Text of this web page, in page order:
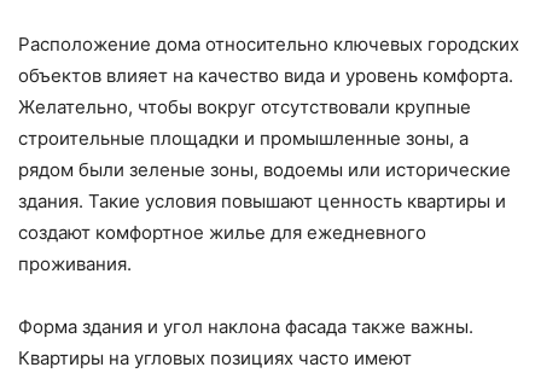
Расположение дома относительно ключевых городских
объектов влияет на качество вида и уровень комфорта.
Желательно, чтобы вокруг отсутствовали крупные
строительные площадки и промышленные зоны, а
рядом были зеленые зоны, водоемы или исторические
здания. Такие условия повышают ценность квартиры и
создают комфортное жилье для ежедневного
проживания.
Форма здания и угол наклона фасада также важны.
Квартиры на угловых позициях часто имеют